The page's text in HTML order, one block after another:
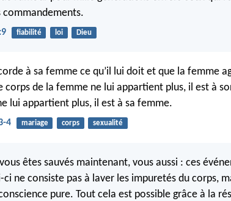
commandements.
fiabilité loi Dieu
à sa femme ce qu’il lui doit et que la femme
corps de la femme ne lui appartient plus, il est à
lui appartient plus, il est à sa femme.
4 mariage corps sexualité
êtes sauvés maintenant, vous aussi : ces
ne consiste pas à laver les impuretés du corps,
pure. Tout cela est possible grâce à la